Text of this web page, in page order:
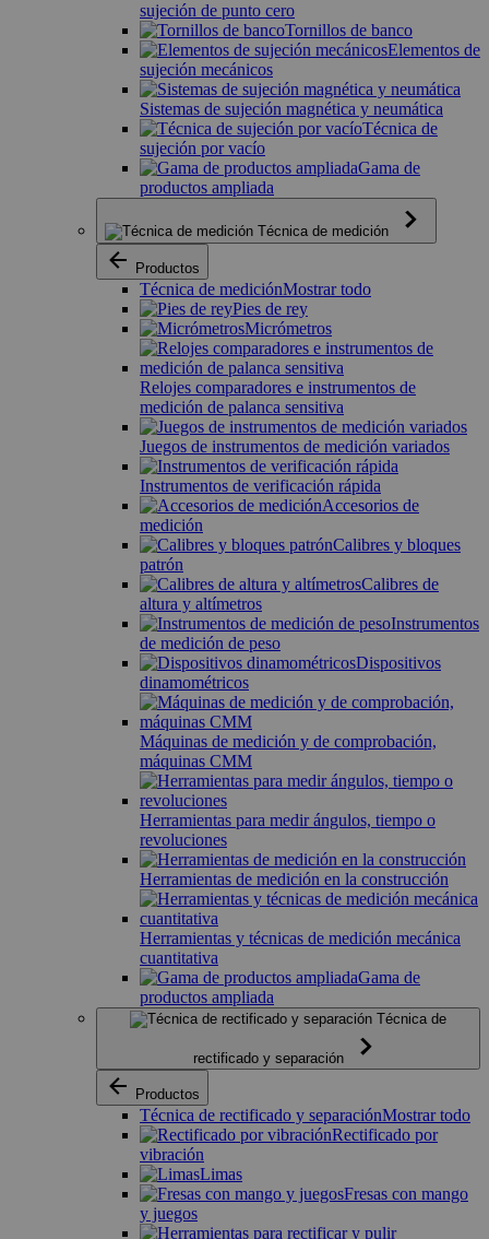
sujeción de punto cero
Tornillos de banco
Elementos de
sujeción mecánicos
Sistemas de sujeción magnética y neumática
Técnica de
sujeción por vacío
Gama de
productos ampliada
Técnica de medición
Productos
Técnica de mediciónMostrar todo
Pies de rey
Micrómetros
Relojes comparadores e instrumentos de
medición de palanca sensitiva
Juegos de instrumentos de medición variados
Instrumentos de verificación rápida
Accesorios de
medición
Calibres y bloques
patrón
Calibres de
altura y altímetros
Instrumentos
de medición de peso
Dispositivos
dinamométricos
Máquinas de medición y de comprobación,
máquinas CMM
Herramientas para medir ángulos, tiempo o
revoluciones
Herramientas de medición en la construcción
Herramientas y técnicas de medición mecánica
cuantitativa
Gama de
productos ampliada
Técnica de
rectificado y separación
Productos
Técnica de rectificado y separaciónMostrar todo
Rectificado por
vibración
Limas
Fresas con mango
y juegos